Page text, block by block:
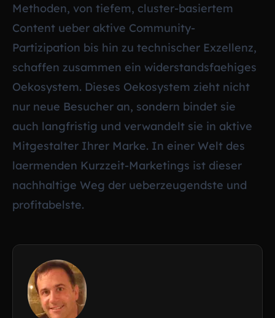
Methoden, von tiefem, cluster-basiertem
Content ueber aktive Community-
Partizipation bis hin zu technischer Exzellenz,
schaffen zusammen ein widerstandsfaehiges
Oekosystem. Dieses Oekosystem zieht nicht
nur neue Besucher an, sondern bindet sie
auch langfristig und verwandelt sie in aktive
Mitgestalter Ihrer Marke. In einer Welt des
laermenden Kurzzeit-Marketings ist dieser
nachhaltige Weg der ueberzeugendste und
profitabelste.